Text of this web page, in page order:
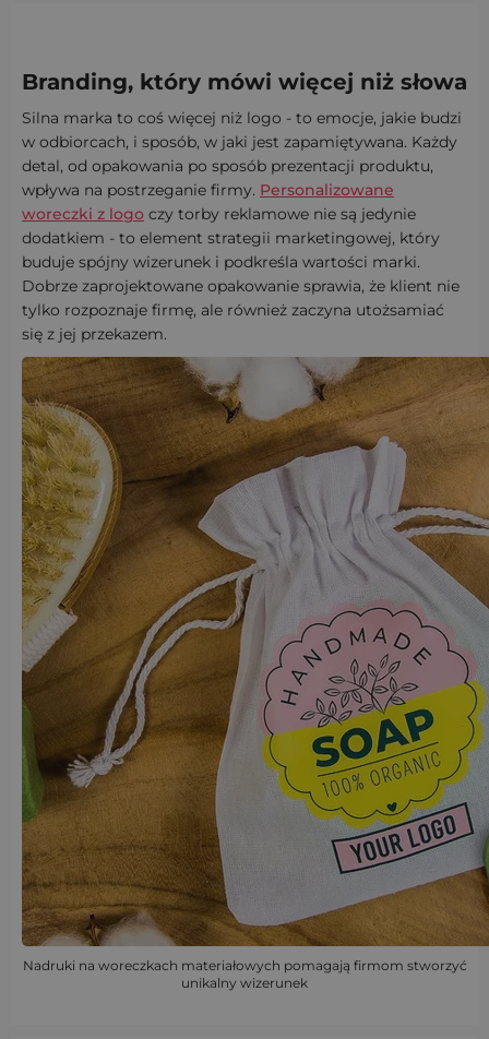
Branding, który mówi więcej niż słowa
Silna marka to coś więcej niż logo - to emocje, jakie budzi
w odbiorcach, i sposób, w jaki jest zapamiętywana. Każdy
detal, od opakowania po sposób prezentacji produktu,
wpływa na postrzeganie firmy. Personalizowane
woreczki z logo czy torby reklamowe nie są jedynie
dodatkiem - to element strategii marketingowej, który
buduje spójny wizerunek i podkreśla wartości marki.
Dobrze zaprojektowane opakowanie sprawia, że klient nie
tylko rozpoznaje firmę, ale również zaczyna utożsamiać
się z jej przekazem.
Nadruki na woreczkach materiałowych pomagają firmom stworzyć
unikalny wizerunek